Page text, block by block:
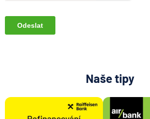
Naše tipy